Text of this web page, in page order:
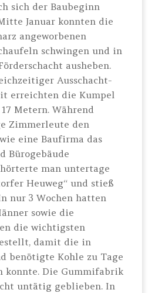
sich der Baubeginn
Januar konnten die
angeworbenen
schwingen und in
ausheben.
Ausschacht-
erreichten die Kumpel
Metern. Während
Zimmerleute den
eine Baufirma das
Bürogebäude
man untertage
Heuweg“ und stieß
nur 3 Wochen hatten
sowie die
die wichtigsten
damit die in
benötigte Kohle zu Tage
konnte. Die Gummifabrik
untätig geblieben. In